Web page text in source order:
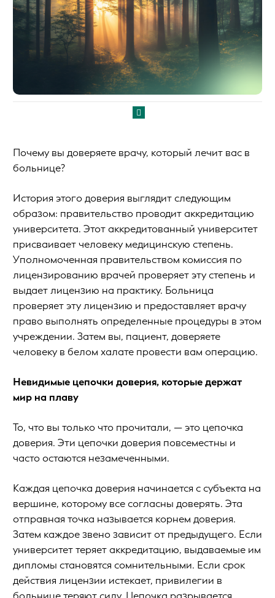
Почему вы доверяете врачу, который лечит вас в
больнице?
История этого доверия выглядит следующим
образом: правительство проводит аккредитацию
университета. Этот аккредитованный университет
присваивает человеку медицинскую степень.
Уполномоченная правительством комиссия по
лицензированию врачей проверяет эту степень и
выдает лицензию на практику. Больница
проверяет эту лицензию и предоставляет врачу
право выполнять определенные процедуры в этом
учреждении. Затем вы, пациент, доверяете
человеку в белом халате провести вам операцию.
Невидимые цепочки доверия, которые держат
мир на плаву
То, что вы только что прочитали, — это цепочка
доверия. Эти цепочки доверия повсеместны и
часто остаются незамеченными.
Каждая цепочка доверия начинается с субъекта на
вершине, которому все согласны доверять. Эта
отправная точка называется корнем доверия.
Затем каждое звено зависит от предыдущего. Если
университет теряет аккредитацию, выдаваемые им
дипломы становятся сомнительными. Если срок
действия лицензии истекает, привилегии в